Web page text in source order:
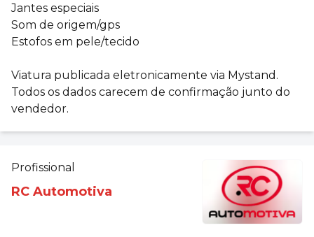
Jantes especiais
Som de origem/gps
Estofos em pele/tecido
Viatura publicada eletronicamente via Mystand.
Todos os dados carecem de confirmação junto do
vendedor.
Profissional
RC Automotiva